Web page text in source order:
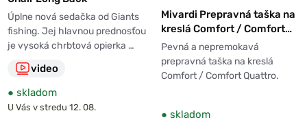
Úplne nová sedačka od Giants
fishing. Jej hlavnou prednosťou
je vysoká chrbtová opierka …
video
● skladom
U Vás v stredu 12. 08.
Mivardi Prepravná taška na
kreslá Comfort / Comfort
Quattro
Pevná a nepremokavá
prepravná taška na kreslá
Comfort / Comfort Quattro.
● skladom